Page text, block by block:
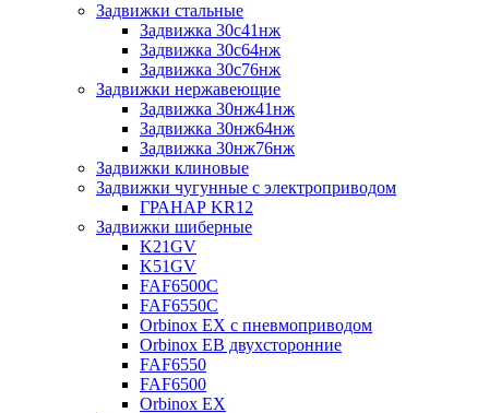
Задвижки стальные
Задвижка 30с41нж
Задвижка 30с64нж
Задвижка 30с76нж
Задвижки нержавеющие
Задвижка 30нж41нж
Задвижка 30нж64нж
Задвижка 30нж76нж
Задвижки клиновые
Задвижки чугунные с электроприводом
ГРАНАР KR12
Задвижки шиберные
K21GV
K51GV
FAF6500C
FAF6550С
Orbinox EX с пневмоприводом
Orbinox EB двухсторонние
FAF6550
FAF6500
Orbinox EX